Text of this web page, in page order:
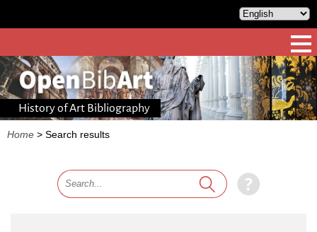
History of Art Bibliography
Home > Search results